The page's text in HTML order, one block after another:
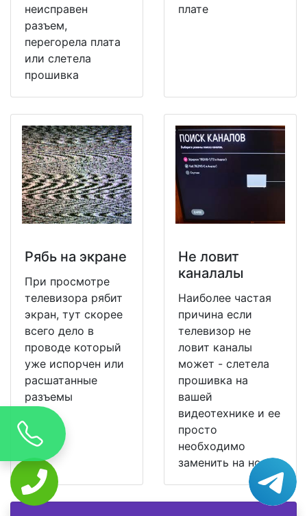
неисправен
разъем,
перегорела плата
или слетела
прошивка
плате
Рябь на экране
При просмотре
телевизора рябит
экран, тут скорее
всего дело в
проводе который
уже испорчен или
расшатанные
разъемы
Не ловит
каналалы
Наиболее частая
причина если
телевизор не
ловит каналы
может - слетела
прошивка на
вашей
видеотехнике и ее
просто
необходимо
заменить на новую